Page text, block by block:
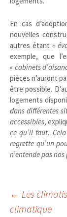
En cas
nouvelles
autres étant «
exemple, que
« cabinets
pièces n’auront
être possible.
logements
dans différentes
accessibles,
ce qu’il faut.
regrette qu’un
n’entende pas
← Les
climatique